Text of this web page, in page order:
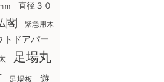
ｍ
直径３０
閣
緊急用木
トドアパー
足場丸
足場板 遊